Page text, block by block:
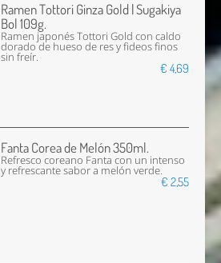
Ramen Tottori Ginza Gold | Sugakiya
Bol 109g.
Ramen japonés Tottori Gold con caldo
dorado de hueso de res y fideos finos
sin freír.
€ 4,69
Fanta Corea de Melón 350ml.
Refresco coreano Fanta con un intenso
y refrescante sabor a melón verde.
€ 2,55